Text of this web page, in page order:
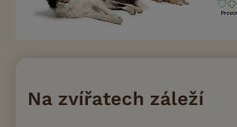
Na zvířatech záleží